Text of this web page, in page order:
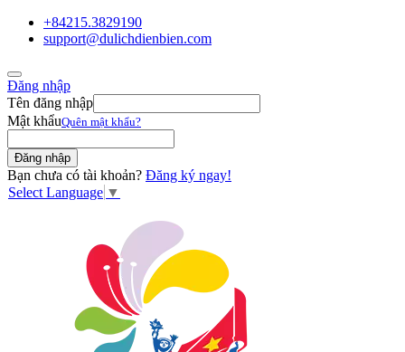
+84215.3829190
support@dulichdienbien.com
Đăng nhập
Tên đăng nhập
Mật khẩuQuên mật khẩu?
Bạn chưa có tài khoản? Đăng ký ngay!
Select Language ▼